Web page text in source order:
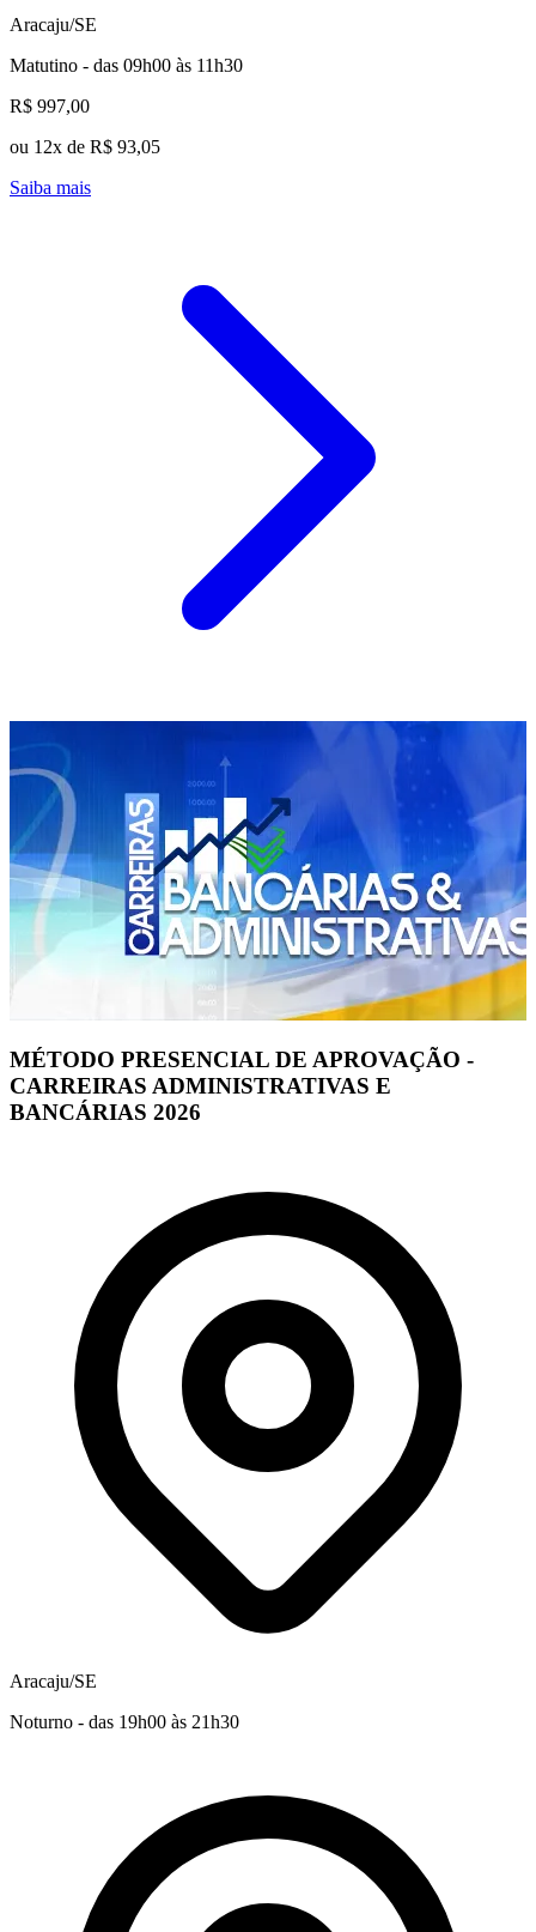
Aracaju/SE
Matutino - das 09h00 às 11h30
R$ 997,00
ou 12x de R$ 93,05
Saiba mais
MÉTODO PRESENCIAL DE APROVAÇÃO -
CARREIRAS ADMINISTRATIVAS E
BANCÁRIAS 2026
Aracaju/SE
Noturno - das 19h00 às 21h30